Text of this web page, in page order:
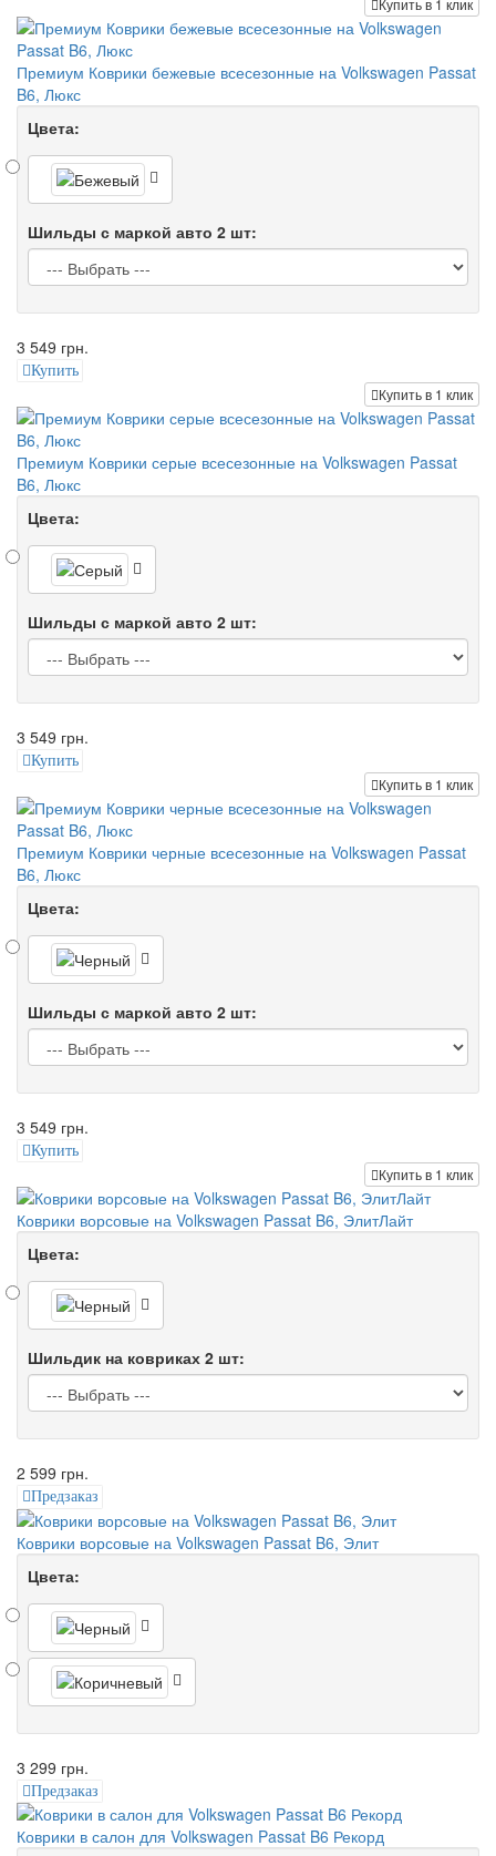
Премиум Коврики бежевые всесезонные на Volkswagen Passat
B6, Люкс
Цвета:
Шильды с маркой авто 2 шт:
3 549 грн.
Купить
Купить в 1 клик
Премиум Коврики серые всесезонные на Volkswagen Passat
B6, Люкс
Цвета:
Шильды с маркой авто 2 шт:
3 549 грн.
Купить
Купить в 1 клик
Премиум Коврики черные всесезонные на Volkswagen Passat
B6, Люкс
Цвета:
Шильды с маркой авто 2 шт:
3 549 грн.
Купить
Купить в 1 клик
Коврики ворсовые на Volkswagen Passat B6, ЭлитЛайт
Цвета:
Шильдик на ковриках 2 шт:
2 599 грн.
Предзаказ
Коврики ворсовые на Volkswagen Passat B6, Элит
Цвета:
3 299 грн.
Предзаказ
Коврики в салон для Volkswagen Passat B6 Рекорд